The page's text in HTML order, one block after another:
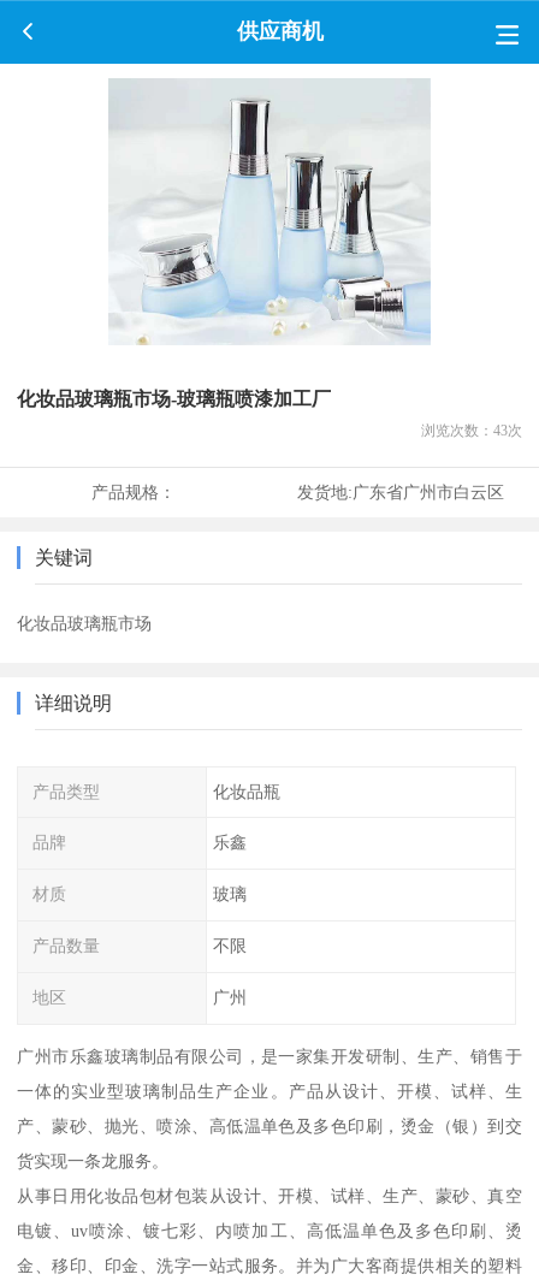
供应商机
化妆品玻璃瓶市场-玻璃瓶喷漆加工厂
浏览次数： 43次
产品规格： 发货地:广东省广州市白云区
关键词
化妆品玻璃瓶市场
详细说明
产品类型 化妆品瓶
品牌 乐鑫
材质 玻璃
产品数量 不限
地区 广州
广州市乐鑫玻璃制品有限公司，是一家集开发研制、生产、销售于
一体的实业型玻璃制品生产企业。产品从设计、开模、试样、生
产、蒙砂、抛光、喷涂、高低温单色及多色印刷，烫金（银）到交
货实现一条龙服务。
从事日用化妆品包材包装从设计、开模、试样、生产、蒙砂、真空
电镀、uv喷涂、镀七彩、内喷加工、高低温单色及多色印刷、烫
金、移印、印金、洗字一站式服务。并为广大客商提供相关的塑料